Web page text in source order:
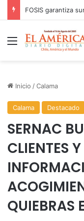
Menú
Inicio /Calama
Calama Destacado
SERNAC
CLIENTES
QUIEBRAS